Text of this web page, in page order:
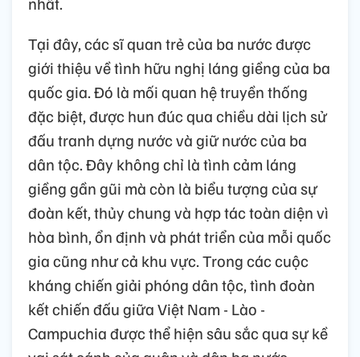
Tại đây, các sĩ quan trẻ của ba nước được
giới thiệu về tình hữu nghị láng giềng của ba
quốc gia. Đó là mối quan hệ truyền thống
đặc biệt, được hun đúc qua chiều dài lịch sử
đấu tranh dựng nước và giữ nước của ba
dân tộc. Đây không chỉ là tình cảm láng
giềng gần gũi mà còn là biểu tượng của sự
đoàn kết, thủy chung và hợp tác toàn diện vì
hòa bình, ổn định và phát triển của mỗi quốc
gia cũng như cả khu vực. Trong các cuộc
kháng chiến giải phóng dân tộc, tình đoàn
kết chiến đấu giữa Việt Nam - Lào -
Campuchia được thể hiện sâu sắc qua sự kề